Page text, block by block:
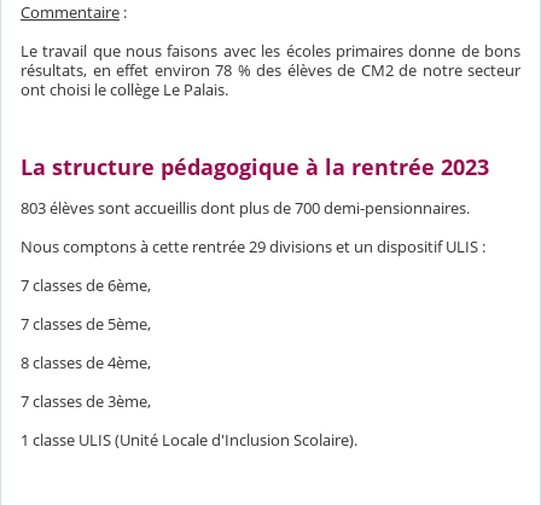
Commentaire :
Le travail que nous faisons avec les écoles primaires donne de bons
résultats, en effet environ 78 % des élèves de CM2 de notre secteur
ont choisi le collège Le Palais.
La structure pédagogique à la rentrée 2023
803 élèves sont accueillis dont plus de 700 demi-pensionnaires.
Nous comptons à cette rentrée 29 divisions et un dispositif ULIS :
7 classes de 6ème,
7 classes de 5ème,
8 classes de 4ème,
7 classes de 3ème,
1 classe ULIS (Unité Locale d'Inclusion Scolaire).